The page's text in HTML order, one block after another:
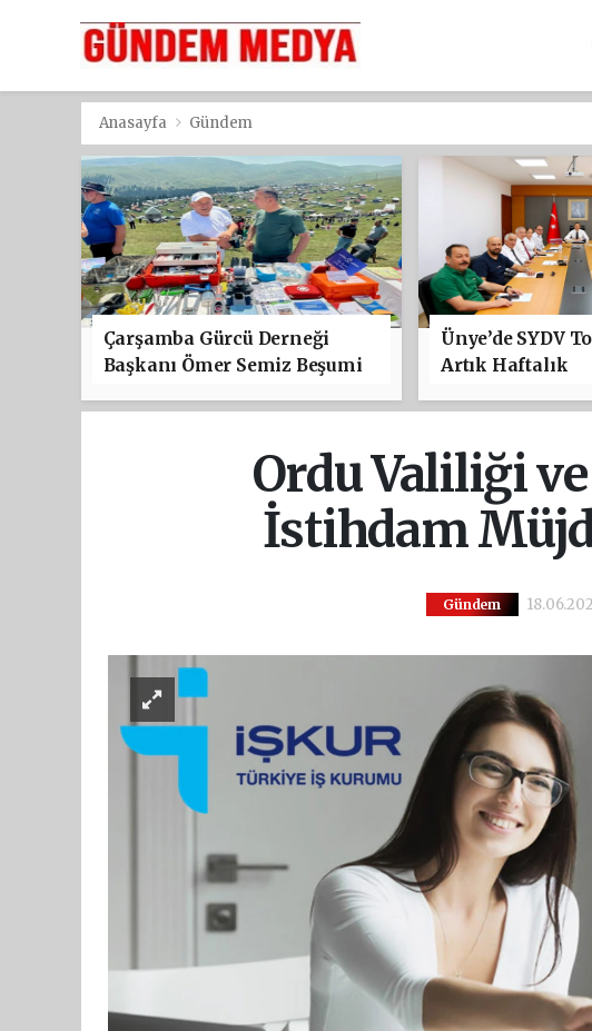
Anasayfa Gündem
Çarşamba Gürcü Derneği
Başkanı Ömer Semiz Beşumi
Ünye’de SYDV
Artık Haftalık
Ordu Valiliği
İstihdam
Gündem